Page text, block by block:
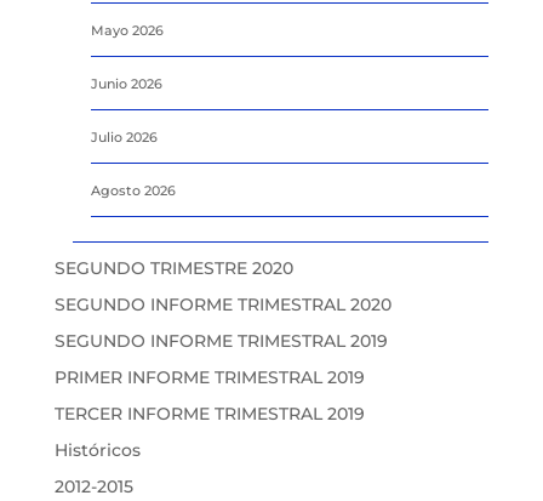
Mayo 2026
Junio 2026
Julio 2026
Agosto 2026
SEGUNDO TRIMESTRE 2020
SEGUNDO INFORME TRIMESTRAL 2020
SEGUNDO INFORME TRIMESTRAL 2019
PRIMER INFORME TRIMESTRAL 2019
TERCER INFORME TRIMESTRAL 2019
Históricos
2012-2015